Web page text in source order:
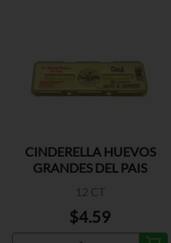
CINDERELLA HUEVOS
GRANDES DEL PAIS
12 CT
$4.59